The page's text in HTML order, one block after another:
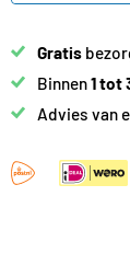
Gratis
Binnen1 tot
Advies van